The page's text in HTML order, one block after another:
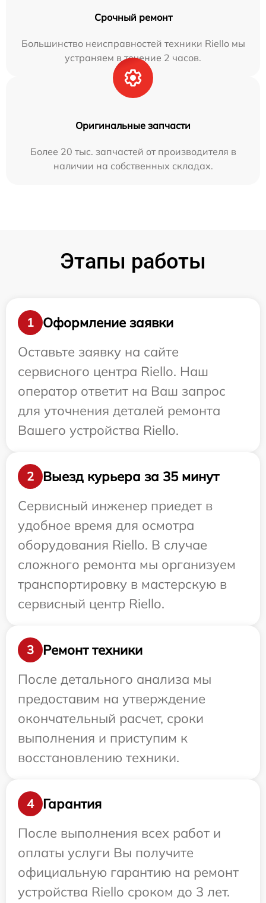
Срочный ремонт
Большинство неисправностей техники Riello мы
устраняем в течение 2 часов.
Оригинальные запчасти
Более 20 тыс. запчастей от производителя в
наличии на собственных складах.
Этапы работы
1
Оформление заявки
Оставьте заявку на сайте
сервисного центра Riello. Наш
оператор ответит на Ваш запрос
для уточнения деталей ремонта
Вашего устройства Riello.
2
Выезд курьера за 35 минут
Сервисный инженер приедет в
удобное время для осмотра
оборудования Riello. В случае
сложного ремонта мы организуем
транспортировку в мастерскую в
сервисный центр Riello.
3
Ремонт техники
После детального анализа мы
предоставим на утверждение
окончательный расчет, сроки
выполнения и приступим к
восстановлению техники.
4
Гарантия
После выполнения всех работ и
оплаты услуги Вы получите
официальную гарантию на ремонт
устройства Riello сроком до 3 лет.